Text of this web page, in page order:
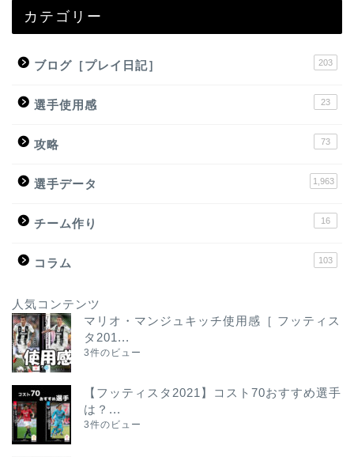
カテゴリー
ブログ［プレイ日記］ 203
選手使用感 23
攻略 73
選手データ 1,963
チーム作り 16
コラム 103
人気コンテンツ
マリオ・マンジュキッチ使用感［ フッティス
タ201...
3件のビュー
【フッティスタ2021】コスト70おすすめ選手
は？...
3件のビュー